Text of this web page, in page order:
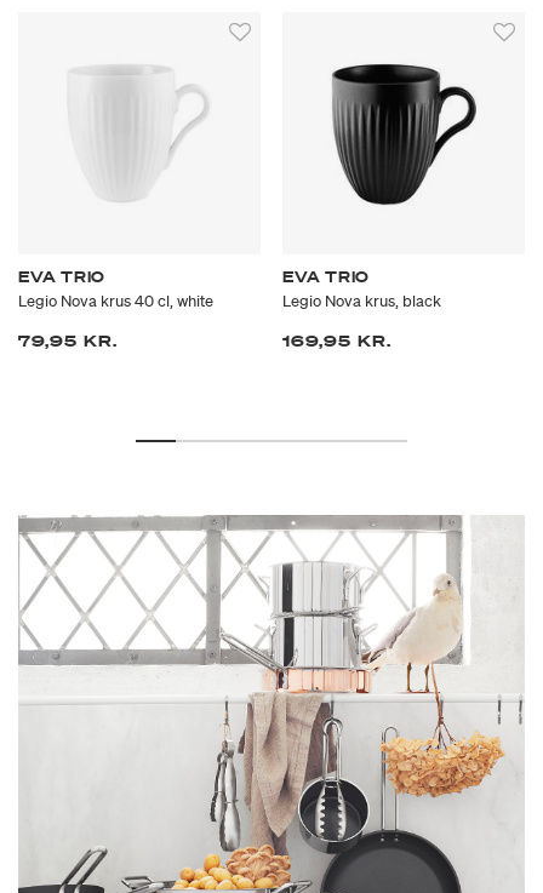
EVA TRIO
Legio Nova krus 40 cl, white
79,95 KR.
EVA TRIO
Legio Nova krus, black
169,95 KR.